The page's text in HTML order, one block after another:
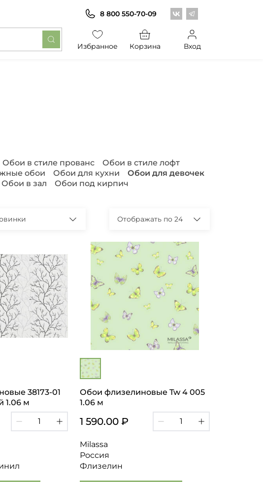
Центр обоев во
Центр обоев в
8 800 550-70-09
Избранное Корзина Вход
Обои в стиле прованс
Обои в стиле лофт
обои Обои для кухни
Обои для девочек
Обои в зал Обои под кирпич
Отображать по 24
38173-01
1.06 м
Обои флизелиновые Tw 4 005
1.06 м
1 590.00 ₽
Milassa
Россия
Флизелин